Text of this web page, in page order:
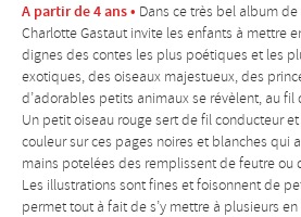
A partir de 4 ans • Dans ce très bel album
Charlotte Gastaut invite les enfants à mettre
dignes des contes les plus poétiques et les
exotiques, des oiseaux majestueux, des
d’adorables petits animaux se révèlent, au fil
Un petit oiseau rouge sert de fil conducteur
couleur sur ces pages noires et blanches qui
mains potelées des remplissent de feutre ou
Les illustrations sont fines et foisonnent de
permet tout à fait de s’y mettre à plusieurs